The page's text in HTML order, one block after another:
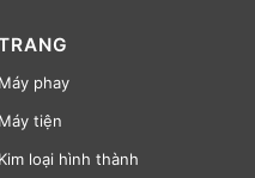
Máy phay
Máy tiện
Kim loại hình thành